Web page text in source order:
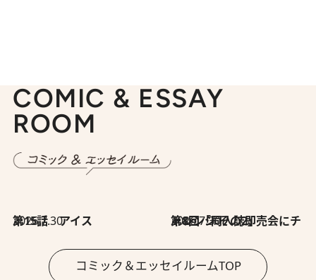
COMIC & ESSAY
ROOM
2026.7.30
第15話 アイス 2026.7.30
第8回「同人誌即売会にチャレンジ その2」
コミック＆エッセイルームTOP